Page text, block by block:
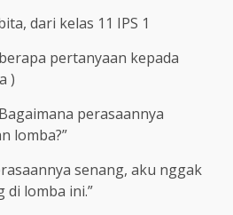
dari kelas 11 IPS 1
pertanyaan kepada
)
perasaannya
lomba?”
senang, aku nggak
di lomba ini.”